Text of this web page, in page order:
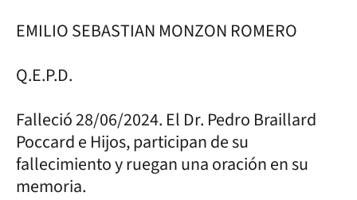
EMILIO SEBASTIAN MONZON ROMERO
Q.E.P.D.
Falleció 28/06/2024. El Dr. Pedro Braillard
Poccard e Hijos, participan de su
fallecimiento y ruegan una oración en su
memoria.